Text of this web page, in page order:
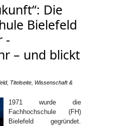
Die
Bielefeld
– und blickt
, Titelseite Wissenschaft &
1971 wurde die
Fachhochschule (FH)
Bielefeld gegründet.